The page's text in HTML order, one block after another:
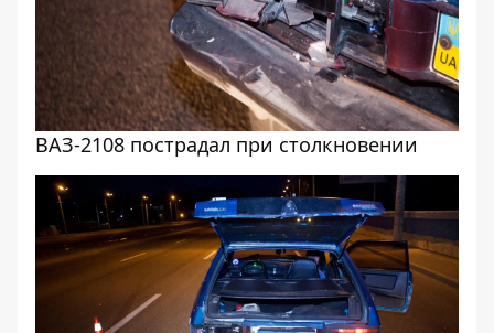
ВАЗ-2108 пострадал при столкновении